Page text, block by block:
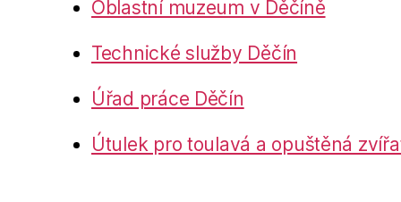
Oblastní muzeum v Děčíně
Technické služby Děčín
Úřad práce Děčín
Útulek pro toulavá a opuštěná